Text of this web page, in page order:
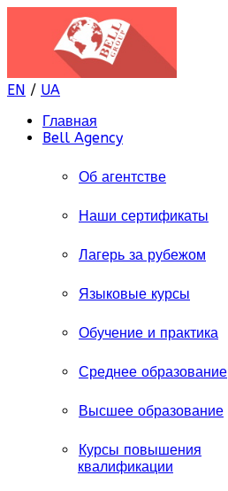
EN / UA
Главная
Bell Agency
Об агентстве
Наши сертификаты
Лагерь за рубежом
Языковые курсы
Обучение и практика
Среднее образование
Высшее образование
Курсы повышения
квалификации